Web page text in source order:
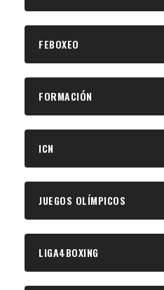
FEBOXEO
FORMACIÓN
ICN
JUEGOS OLÍMPICOS
LIGA4BOXING